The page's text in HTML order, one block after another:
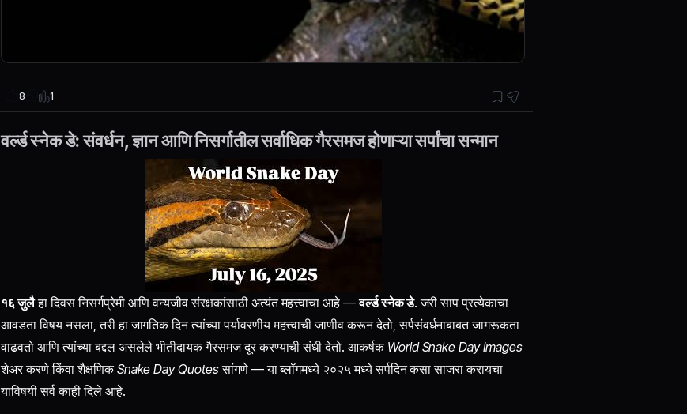
8 1
वर्ल्ड स्नेक डे: संवर्धन, ज्ञान आणि निसर्गातील सर्वाधिक गैरसमज होणाऱ्या सर्पांचा सन्मान
१६ जुलैहा दिवस निसर्गप्रेमी आणि वन्यजीव संरक्षकांसाठी अत्यंत महत्त्वाचा आहे —वर्ल्ड स्नेक डे. जरी साप प्रत्येकाचा
आवडता विषय नसला, तरी हा जागतिक दिन त्यांच्या पर्यावरणीय महत्त्वाची जाणीव करून देतो, सर्पसंवर्धनाबाबत जागरूकता
वाढवतो आणि त्यांच्या बद्दल असलेले भीतीदायक गैरसमज दूर करण्याची संधी देतो. आकर्षक World Snake Day Images
शेअर करणे किंवा शैक्षणिकSnake Day Quotesसांगणे — या ब्लॉगमध्ये २०२५ मध्ये सर्पदिन कसा साजरा करायचा
याविषयी सर्व काही दिले आहे.